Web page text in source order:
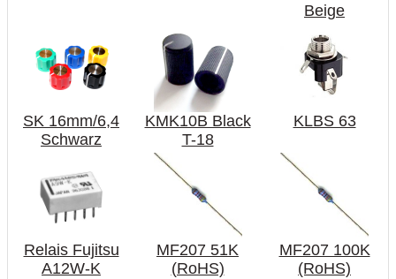
Beige
SK 16mm/6,4
Schwarz
KMK10B Black
T-18
KLBS 63
Relais Fujitsu
A12W-K
MF207 51K
(RoHS)
MF207 100K
(RoHS)